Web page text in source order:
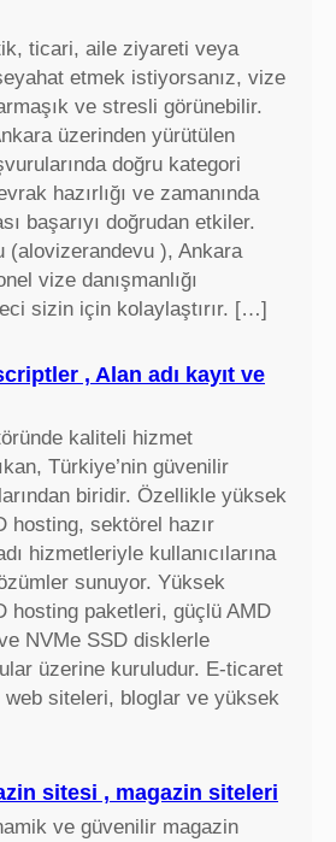
ticari, aile ziyareti veya
etmek istiyorsanız, vize
ve stresli görünebilir.
üzerinden yürütülen
doğru kategori
hazırlığı ve zamanında
başarıyı doğrudan etkiler.
(alovizerandevu ), Ankara
vize danışmanlığı
sizin için kolaylaştırır. […]
, Alan adı kayıt ve
kaliteli hizmet
Türkiye’nin güvenilir
biridir. Özellikle yüksek
hosting, sektörel hazır
hizmetleriyle kullanıcılarına
sunuyor. Yüksek
hosting paketleri, güçlü AMD
NVMe SSD disklerle
üzerine kuruludur. E-ticaret
siteleri, bloglar ve yüksek
sitesi , magazin siteleri
ve güvenilir magazin